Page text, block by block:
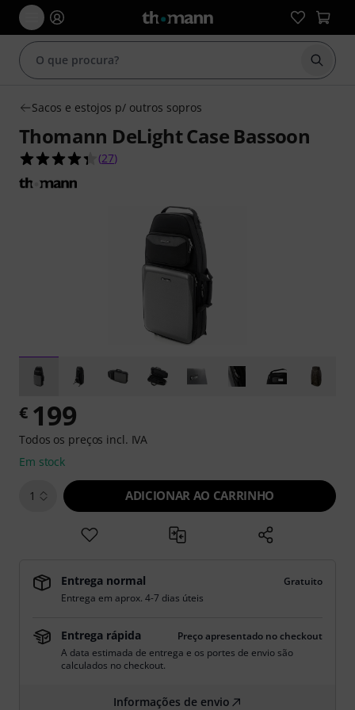
Iniciar
Sacos e estojos p/ outros sopros
Thomann DeLight Case Bassoon
4.4 de 5 estrelas de 27 avaliações de clientes
(27)
€ 199
Todos os preços incl. IVA
Em stock
1 ADICIONAR AO CARRINHO
Entrega normal
Gratuito
Entrega em aprox. 4-7 dias úteis
Entrega rápida
Preço apresentado no checkout
A data estimada de entrega e os portes de envio são
calculados no checkout.
Informações de envio